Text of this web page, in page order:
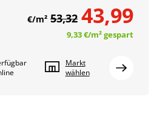
43,99
€/m² 53,32
9,33 €/m²gespart
Markt
wählen